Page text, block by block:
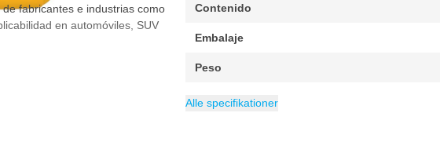
fabricantes e industrias como
en automóviles, SUV
Contenido
Embalaje
Peso
EAN 8710128022304
Categoría
Alle specifikationer